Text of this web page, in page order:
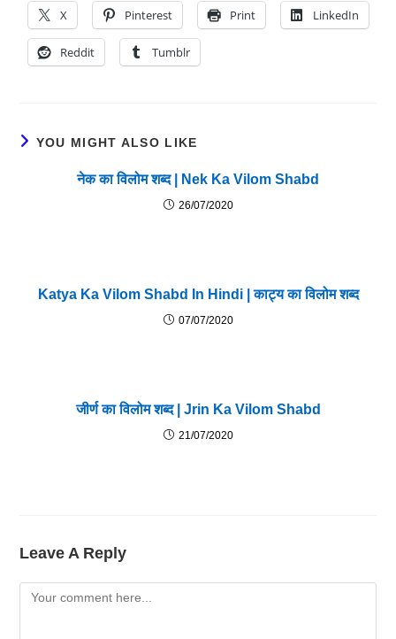
X Pinterest Print LinkedIn
Reddit Tumblr
YOU MIGHT ALSO LIKE
नेक का विलोम शब्द | Nek Ka Vilom Shabd
26/07/2020
Katya Ka Vilom Shabd In Hindi | काट्य का विलोम शब्द
07/07/2020
जीर्ण का विलोम शब्द | Jrin Ka Vilom Shabd
21/07/2020
Leave A Reply
Comment